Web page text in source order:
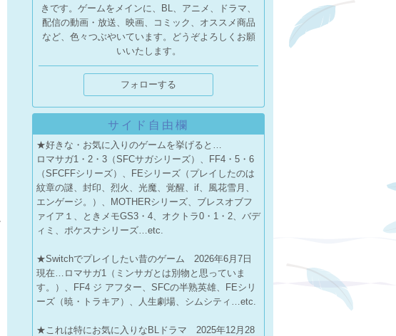
きです。ゲームをメインに、BL、アニメ、ドラマ、
配信の動画・放送、映画、コミック、オススメ商品
など、色々つぶやいています。どうぞよろしくお願
いいたします。
フォローする
サイド自由欄
★好きな・お気に入りのゲームを挙げると…
ロマサガ1・2・3（SFCサガシリーズ）、FF4・5・6
（SFCFFシリーズ）、FEシリーズ（プレイしたのは
紋章の謎、封印、烈火、光魔、覚醒、if、風花雪月、
エンゲージ。）、MOTHERシリーズ、ブレスオブフ
ァイア１、ときメモGS3・4、オクトラ0・1・2、バデ
ィミ、ポケスナシリーズ…etc.
★Switchでプレイしたい昔のゲーム 2026年6月7日
現在…ロマサガ1（ミンサガとは別物と思っていま
す。）、FF4 ジ アフター、SFCの半熟英雄、FEシリ
ーズ（暁・トラキア）、人生劇場、シムシティ…etc.
★これは特にお気に入りなBLドラマ 2025年12月28